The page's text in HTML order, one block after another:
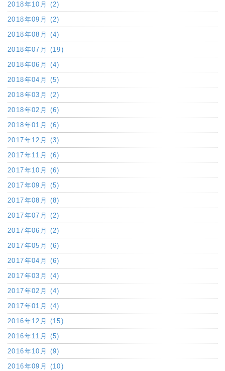
2018年10月 (2)
2018年09月 (2)
2018年08月 (4)
2018年07月 (19)
2018年06月 (4)
2018年04月 (5)
2018年03月 (2)
2018年02月 (6)
2018年01月 (6)
2017年12月 (3)
2017年11月 (6)
2017年10月 (6)
2017年09月 (5)
2017年08月 (8)
2017年07月 (2)
2017年06月 (2)
2017年05月 (6)
2017年04月 (6)
2017年03月 (4)
2017年02月 (4)
2017年01月 (4)
2016年12月 (15)
2016年11月 (5)
2016年10月 (9)
2016年09月 (10)